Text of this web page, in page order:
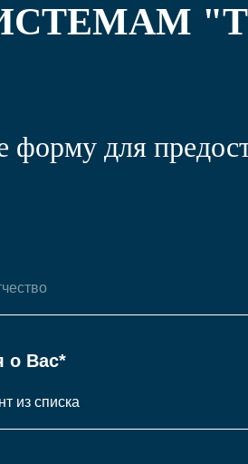
форму для
о Вас*